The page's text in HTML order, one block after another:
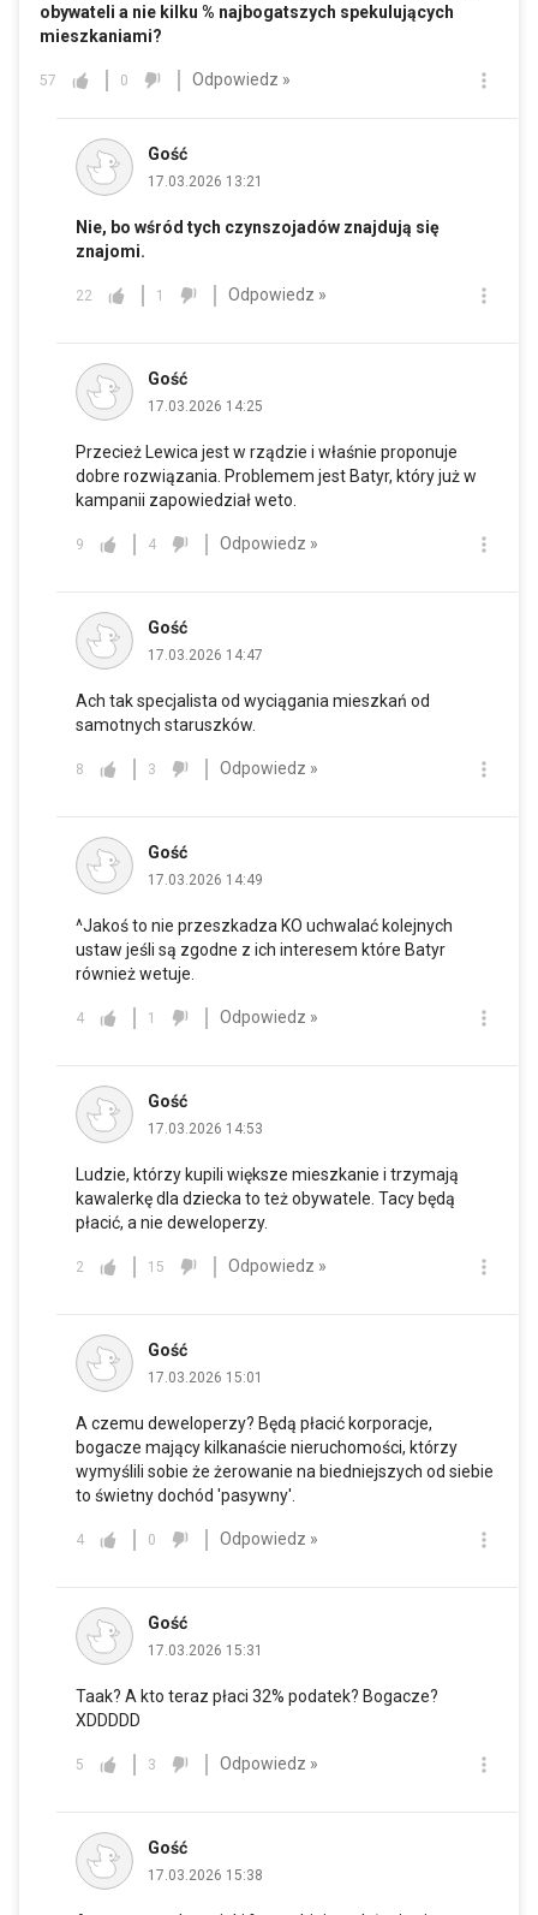
obywateli a nie kilku % najbogatszych spekulujących
mieszkaniami?
57 0 Odpowiedz »
Gość
17.03.2026 13:21
Nie, bo wśród tych czynszojadów znajdują się
znajomi.
22 1 Odpowiedz »
Gość
17.03.2026 14:25
Przecież Lewica jest w rządzie i właśnie proponuje
dobre rozwiązania. Problemem jest Batyr, który już w
kampanii zapowiedział weto.
9 4 Odpowiedz »
Gość
17.03.2026 14:47
Ach tak specjalista od wyciągania mieszkań od
samotnych staruszków.
8 3 Odpowiedz »
Gość
17.03.2026 14:49
^Jakoś to nie przeszkadza KO uchwalać kolejnych
ustaw jeśli są zgodne z ich interesem które Batyr
również wetuje.
4 1 Odpowiedz »
Gość
17.03.2026 14:53
Ludzie, którzy kupili większe mieszkanie i trzymają
kawalerkę dla dziecka to też obywatele. Tacy będą
płacić, a nie deweloperzy.
2 15 Odpowiedz »
Gość
17.03.2026 15:01
A czemu deweloperzy? Będą płacić korporacje,
bogacze mający kilkanaście nieruchomości, którzy
wymyślili sobie że żerowanie na biedniejszych od siebie
to świetny dochód 'pasywny'.
4 0 Odpowiedz »
Gość
17.03.2026 15:31
Taak? A kto teraz płaci 32% podatek? Bogacze?
XDDDDD
5 3 Odpowiedz »
Gość
17.03.2026 15:38